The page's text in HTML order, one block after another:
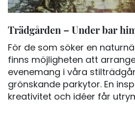
Trädgården – Under bar
För de som söker en
finns möjligheten att
evenemang i våra
grönskande parkytor. En
kreativitet och idéer får